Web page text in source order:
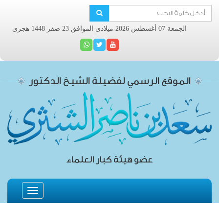
الجمعة 07 أغسطس 2026 ميلادى الموافق 23 صفر 1448 هجرى
الموقع الرسمي لفضيلة الشيخ الدكتور
عضو هيئة كبار العلماء
Toggle
navigation